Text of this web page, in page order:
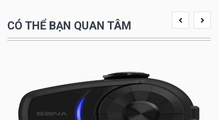
CÓ THỂ BẠN QUAN TÂM